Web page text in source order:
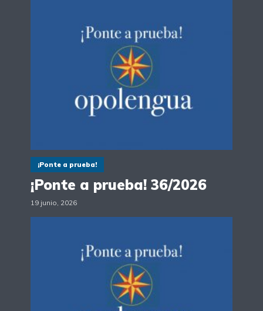
¡Ponte a prueba!
¡Ponte a prueba! 36/2026
19 junio, 2026